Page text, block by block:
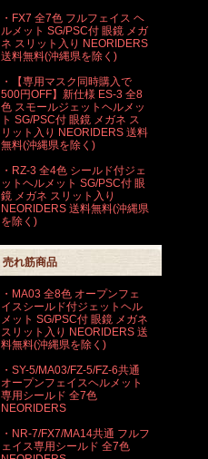
・FX7 全7色 フルフェイス ヘ
ルメット SG/PSC付 眼鏡 メガ
ネ スリット入り NEORIDERS
送料無料(沖縄県を除く)
・【専用マスク同時購入で
500円OFF】新仕様 ES-3 全8
色 スモールジェットヘルメッ
ト SG/PSC付 眼鏡 メガネ ス
リット入り NEORIDERS 送料
無料(沖縄県を除く)
・RZ-3 全4色 シールド付ジェ
ットヘルメット SG/PSC付 眼
鏡 メガネ スリット入り
NEORIDERS 送料無料(沖縄県
を除く)
売れ筋商品
・MA03 全8色 オープンフェ
イスシールド付ジェットヘル
メット SG/PSC付 眼鏡 メガネ
スリット入り NEORIDERS 送
料無料(沖縄県を除く)
・SY-5/MA03/FZ-5/FZ-6共通
オープンフェイスヘルメット
専用シールド 全7色
NEORIDERS
・NR-7/FX7/MA14共通 フルフ
ェイス専用シールド 全7色